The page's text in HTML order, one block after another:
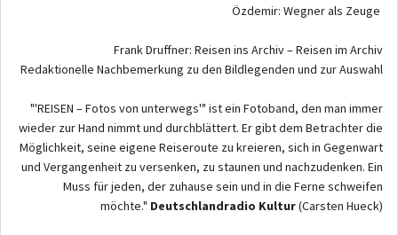
Özdemir: Wegner als Zeuge
Frank Druffner: Reisen ins Archiv – Reisen im Archiv
Redaktionelle Nachbemerkung zu den Bildlegenden und zur Auswahl
"'REISEN – Fotos von unterwegs'" ist ein Fotoband, den man immer
wieder zur Hand nimmt und durchblättert. Er gibt dem Betrachter die
Möglichkeit, seine eigene Reiseroute zu kreieren, sich in Gegenwart
und Vergangenheit zu versenken, zu staunen und nachzudenken. Ein
Muss für jeden, der zuhause sein und in die Ferne schweifen
möchte." Deutschlandradio Kultur(Carsten Hueck)